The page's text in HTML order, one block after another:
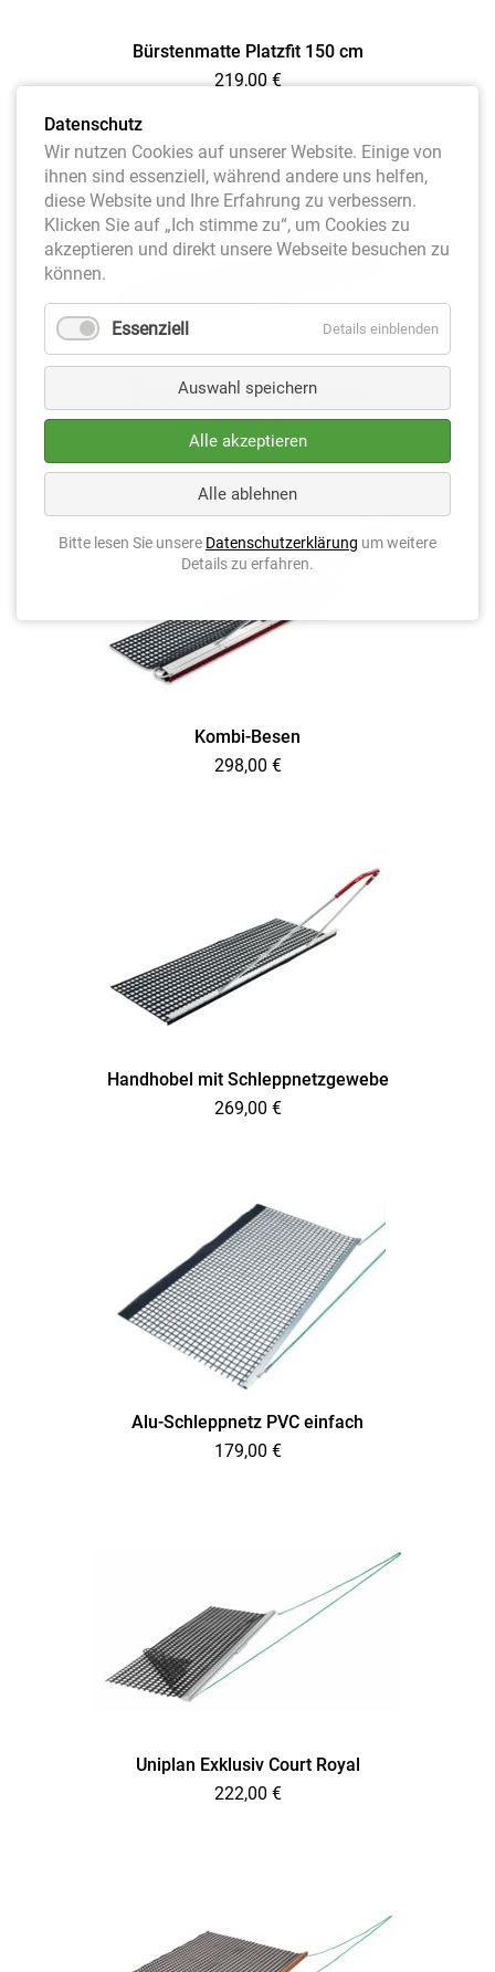
Bürstenmatte Platzfit 150 cm
219,00€
Bürstenmatte Platzfit 200 cm
250,00€
Kombi-Besen
298,00 €
Handhobel mit Schleppnetzgewebe
269,00 €
Alu-Schleppnetz PVC einfach
179,00 €
Uniplan Exklusiv Court Royal
222,00 €
Datenschutz
Wir nutzen Cookies auf unserer Website. Einige von
ihnen sind essenziell, während andere uns helfen,
diese Website und Ihre Erfahrung zu verbessern.
Klicken Sie auf „Ich stimme zu“, um Cookies zu
akzeptieren und direkt unsere Webseite besuchen zu
können.
Essenziell Details einblenden
Auswahl speichern
Alle akzeptieren
Alle ablehnen
Bitte lesen Sie unsere Datenschutzerklärung um weitere
Details zu erfahren.